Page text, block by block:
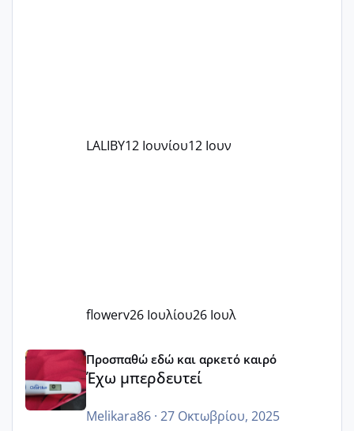
LALIBY12 Ιουνίου12 Ιουν
flowerv26 Ιουλίου26 Ιουλ
Έχω μπερδευτεί
Προσπαθώ εδώ και αρκετό καιρό
Έχω μπερδευτεί
Melikara86· 27 Οκτωβρίου, 2025